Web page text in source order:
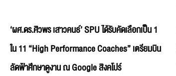
‘ผศ.ดร.ศิวพร เสาวคนธ์’ SPU ได้รับคัดเลือกเป็น 1
ใน 11 “High Performance Coaches” เตรียมบิน
ลัดฟ้าศึกษาดูงาน ณ Google สิงคโปร์